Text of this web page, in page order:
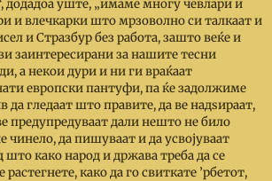
додадоа уште, „имаме многу чевлари и
и влечкарки што мрзоволно си талкаат и
и Стразбур без работа, зашто веќе и
заинтересирани за нашите тесни
а некои дури и ни ги враќаат
европски пантуфи, па ќе задолжиме
да гледаат што правите, да ве надѕираат,
предупредуваат дали нешто не било
чинело, да пишуваат и да усвојуваат
што како народ и држава треба да се
растегнете, како да го свиткате ’рбетот,